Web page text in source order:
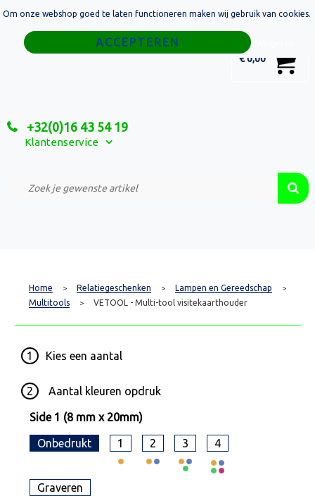
€ 0,00
+32(0)16 43 54 19
Klantenservice
Home
Relatiegeschenken
Custom Made Projecten
Home > Relatiegeschenken > Lampen en Gereedschap >
Multitools > VETOOL - Multi-tool visitekaarthouder
1 Kies een aantal
2 Aantal kleuren opdruk
Side 1 (8 mm x 20mm)
Onbedrukt 1 2 3 4
Graveren
Om onze webshop goed te laten functioneren maken wij gebruik van cookies.